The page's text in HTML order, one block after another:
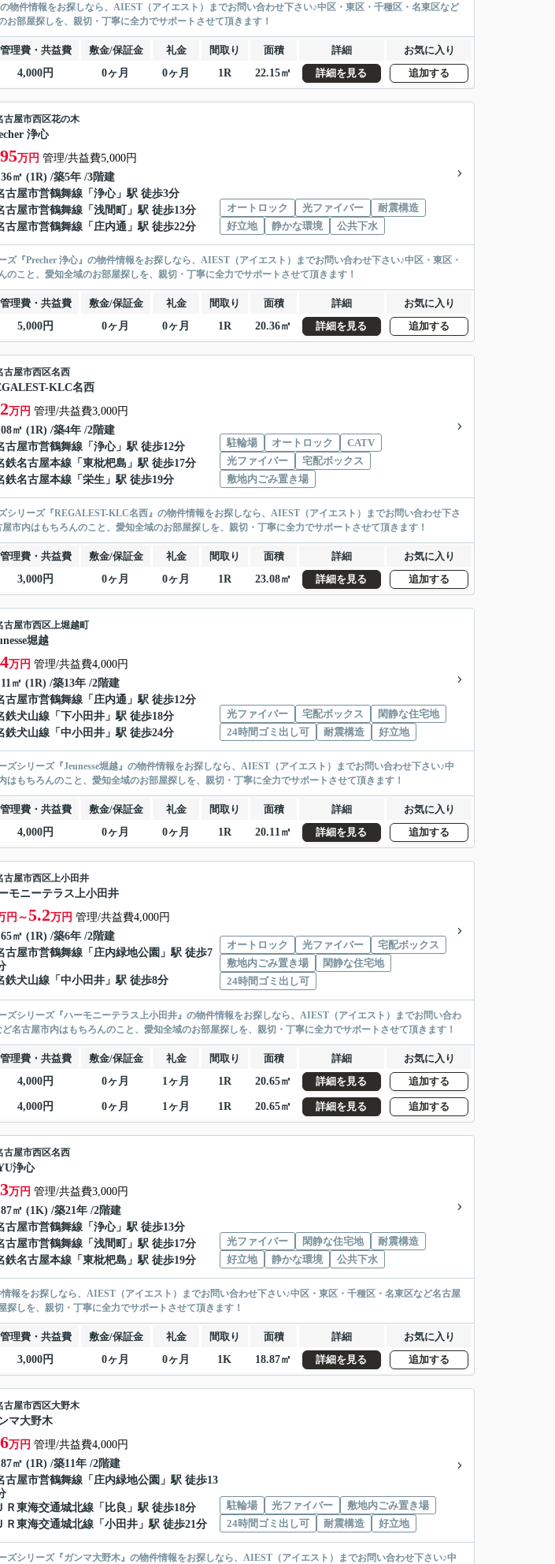
物件情報をお探しなら、AIEST（アイエスト）までお問い合わせ下さい♪中区・東区・千種区・名東区など
部屋探しを、親切・丁寧に全力でサポートさせて頂きます！
管理費・共益費 敷金/保証金 礼金 間取り 面積 詳細
お気に入り
4,000円 0ヶ月 0ヶ月 1R 22.15㎡ 詳細を見る 追加する
古屋市西区花の木
浄心
万円 管理/共益費5,000円
㎡ (1R) /築5年 /3階建
古屋市営鶴舞線 「 浄心」駅 徒歩3分
古屋市営鶴舞線 「 浅間町
」駅 徒歩13分
古屋市営鶴舞線 「 庄内通 」駅 徒歩22分
オートロック 光ファイバー
耐震構造
好立地
静かな環境 公共下水
ズ『Precher 浄心』の物件情報をお探しなら、AIEST（アイエスト）までお問い合わせ下さい♪中区・東区・
こと、愛知全域のお部屋探しを、親切・丁寧に全力でサポートさせて頂きます！
管理費・共益費 敷金/保証金 礼金 間取り 面積 詳細
お気に入り
5,000円 0ヶ月 0ヶ月 1R 20.36㎡ 詳細を見る 追加する
古屋市西区名西
KLC名西
万円 管理/共益費3,000円
㎡ (1R) /築4年 /2階建
古屋市営鶴舞線 「 浄心」駅 徒歩12分
鉄名古屋本線 「 東枇杷島 」駅 徒歩17分
鉄名古屋本線 「 栄生 」駅 徒歩19分
駐輪場 オートロック
CATV
光ファイバー
宅配ボックス
敷地内ごみ置き場
シリーズ『REGALEST-KLC名西』の物件情報をお探しなら、AIEST（アイエスト）までお問い合わせ下さ
市内はもちろんのこと、愛知全域のお部屋探しを、親切・丁寧に全力でサポートさせて頂きます！
管理費・共益費 敷金/保証金 礼金 間取り 面積 詳細
お気に入り
3,000円 0ヶ月 0ヶ月 1R 23.08㎡ 詳細を見る 追加する
古屋市西区上堀越町
堀越
万円 管理/共益費4,000円
㎡ (1R) /築13年 /2階建
古屋市営鶴舞線 「 庄内通 」駅 徒歩12分
鉄犬山線 「 下小田井 」駅 徒歩18分
鉄犬山線 「 中小田井 」駅 徒歩24分
光ファイバー 宅配ボックス
閑静な住宅地
24時間ゴミ出し可
耐震構造 好立地
シリーズ『Jeunesse堀越』の物件情報をお探しなら、AIEST（アイエスト）までお問い合わせ下さい♪中
はもちろんのこと、愛知全域のお部屋探しを、親切・丁寧に全力でサポートさせて頂きます！
管理費・共益費 敷金/保証金 礼金 間取り 面積 詳細
お気に入り
4,000円 0ヶ月 0ヶ月 1R 20.11㎡ 詳細を見る 追加する
古屋市西区上小田井
モニーテラス上小田井
円～5.2万円 管理/共益費4,000円
㎡ (1R) /築6年 /2階建
古屋市営鶴舞線 「 庄内緑地公園 」駅 徒歩7
鉄犬山線 「 中小田井 」駅 徒歩8分
オートロック 光ファイバー
宅配ボックス
敷地内ごみ置き場
閑静な住宅地
24時間ゴミ出し可
ズシリーズ『ハーモニーテラス上小田井』の物件情報をお探しなら、AIEST（アイエスト）までお問い合わ
名古屋市内はもちろんのこと、愛知全域のお部屋探しを、親切・丁寧に全力でサポートさせて頂きます！
管理費・共益費 敷金/保証金 礼金 間取り 面積 詳細
お気に入り
4,000円 0ヶ月 1ヶ月 1R 20.65㎡ 詳細を見る 追加する
4,000円 0ヶ月 1ヶ月 1R 20.65㎡ 詳細を見る 追加する
古屋市西区名西
浄心
万円 管理/共益費3,000円
㎡ (1K) /築21年 /2階建
古屋市営鶴舞線 「 浄心」駅 徒歩13分
古屋市営鶴舞線 「 浅間町
」駅 徒歩17分
鉄名古屋本線 「 東枇杷島 」駅 徒歩19分
光ファイバー 閑静な住宅地
耐震構造
好立地
静かな環境 公共下水
報をお探しなら、AIEST（アイエスト）までお問い合わせ下さい♪中区・東区・千種区・名東区など名古屋
しを、親切・丁寧に全力でサポートさせて頂きます！
管理費・共益費 敷金/保証金 礼金 間取り 面積 詳細
お気に入り
3,000円 0ヶ月 0ヶ月 1K 18.87㎡ 詳細を見る 追加する
古屋市西区大野木
マ大野木
万円 管理/共益費4,000円
㎡ (1R) /築11年 /2階建
古屋市営鶴舞線 「 庄内緑地公園 」駅 徒歩13
Ｒ東海交通城北線 「 比良 」駅 徒歩18分
Ｒ東海交通城北線 「 小田井 」駅 徒歩21分
駐輪場 光ファイバー
敷地内ごみ置き場
24時間ゴミ出し可
耐震構造 好立地
ズシリーズ『ガンマ大野木』の物件情報をお探しなら、AIEST（アイエスト）までお問い合わせ下さい♪中